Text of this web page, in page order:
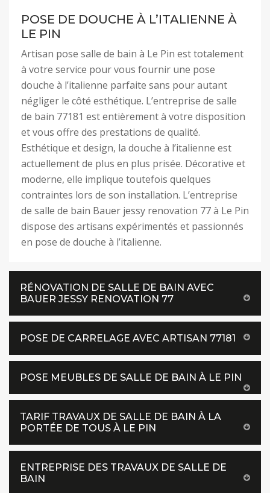
POSE DE DOUCHE À L’ITALIENNE À
LE PIN
Artisan pose salle de bain à Le Pin est totalement
à votre service pour vous fournir une pose
douche à l’italienne parfaite sans pour autant
négliger le côté esthétique. L’entreprise de salle
de bain 77181 est entièrement à votre disposition
et vous offre des prestations de qualité.
Esthétique et design, la douche à l’italienne est
actuellement de plus en plus prisée. Décorative et
moderne, elle implique toutefois quelques
contraintes lors de son installation. L’entreprise
de salle de bain Bauer jessy renovation 77 à Le Pin
dispose des artisans expérimentés et passionnés
en pose de douche à l’italienne.
RÉNOVATION DE SALLE DE BAIN AVEC
BAUER JESSY RENOVATION 77
POSE DE CARRELAGE AVEC ARTISAN 77181
POSE MEUBLES DE SALLE DE BAIN À LE PIN
TARIF TRAVAUX DE SALLE DE BAIN À LA
PORTÉE DE TOUS À LE PIN
ENTREPRISE DES TRAVAUX DE SALLE DE
BAIN